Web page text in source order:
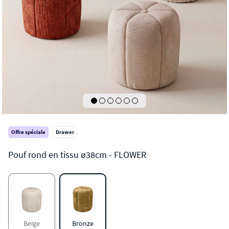
Offre spéciale Drawer
FLOWER
Pouf rond en tissu ø38cm
Beige Bronze